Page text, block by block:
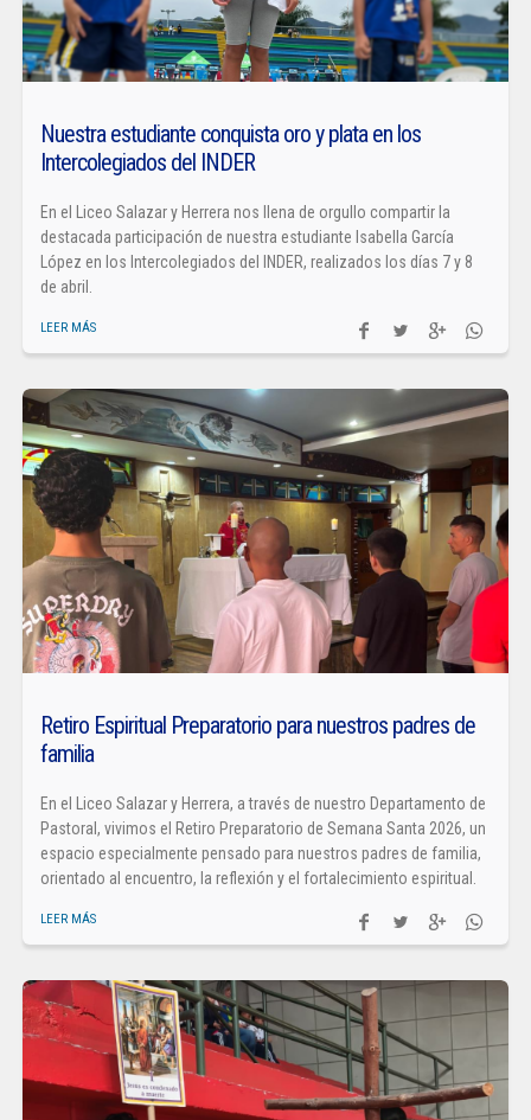
Nuestra estudiante conquista oro y plata en los
Intercolegiados del INDER
En el Liceo Salazar y Herrera nos llena de orgullo compartir la
destacada participación de nuestra estudiante Isabella García
López en los Intercolegiados del INDER, realizados los días 7 y 8
de abril.
LEER MÁS
Retiro Espiritual Preparatorio para nuestros padres de
familia
En el Liceo Salazar y Herrera, a través de nuestro Departamento de
Pastoral, vivimos el Retiro Preparatorio de Semana Santa 2026, un
espacio especialmente pensado para nuestros padres de familia,
orientado al encuentro, la reflexión y el fortalecimiento espiritual.
LEER MÁS